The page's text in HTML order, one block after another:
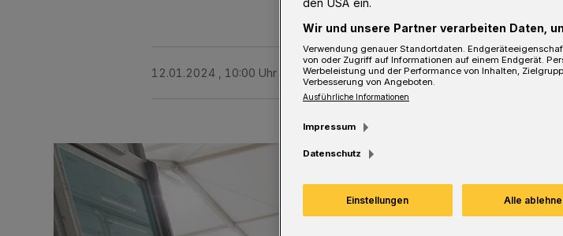
12.01.2024 , 10:00 Uhr 2 Minuten Lesezeit
den USA ein.
Wir und unsere Partner verarbeiten Daten,
Verwendung genauer Standortdaten.
von oder Zugriff auf Informationen auf einem Endgerät.
Werbeleistung und der Performance von Inhalten,
Verbesserung von Angeboten.
Ausführliche Informationen
Impressum
Datenschutz
Einstellungen Alle